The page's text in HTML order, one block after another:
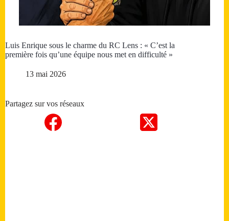
Luis Enrique sous le charme du RC Lens : « C’est la
première fois qu’une équipe nous met en difficulté »
13 mai 2026
Partagez sur vos réseaux